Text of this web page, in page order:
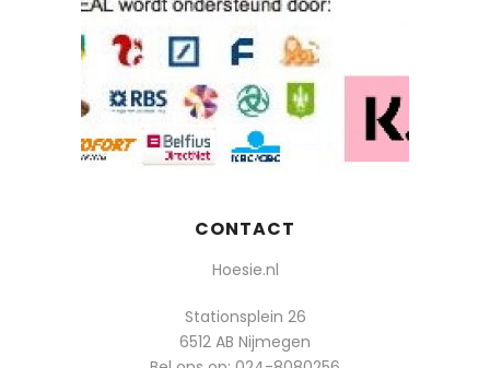
CONTACT
Hoesie.nl
Stationsplein 26
6512 AB Nijmegen